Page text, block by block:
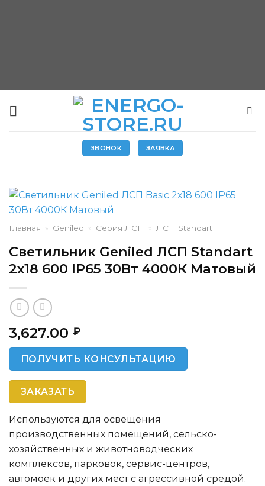
ЗВОНОК ЗАЯВКА
Главная » Geniled » Серия ЛСП » ЛСП Standart
Светильник Geniled ЛСП Standart
2х18 600 IP65 30Вт 4000К Матовый
3,627.00 ₽
ПОЛУЧИТЬ КОНСУЛЬТАЦИЮ
ЗАКАЗАТЬ
Используются для освещения
производственных помещений, сельско-
хозяйственных и животноводческих
комплексов, парковок, сервис-центров,
автомоек и других мест с агрессивной средой.